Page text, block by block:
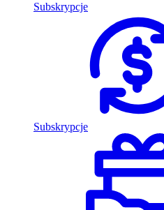
Subskrypcje
Subskrypcje